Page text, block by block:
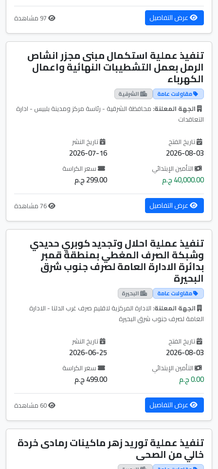
عرض التفاصيل
تنفيذ عملية استكمال مبنى مجزر انشاص
الرمل بعمل التشطيبات النهائية واعمال
الكهرباء
مقاولات عامة الشرقية
الجهة المعلنة: محافظة الشرقية - رئاسة مركز ومدينة بلبيس - ادارة
التعاقدات
تاريخ الفتح
2026-08-03
تاريخ النشر
2026-07-16
التأمين الإبتدائي
40,000.00 ج.م
سعر الكراسة
299.00 ج.م
عرض التفاصيل
تنفيذ عملية احلال وتجديد كوبري حديدي
وشبكة الصرف المغطي بمنطقة قمبر
بدائرة الادارة العامة لصرف جنوب شرق
البحيرة
مقاولات عامة البحيرة
الجهة المعلنة: الادارة المركزية لاقليم صرف غرب الدلتا - الادارة
العامة لصرف جنوب شرق البحيرة
تاريخ الفتح
2026-08-03
تاريخ النشر
2026-06-25
التأمين الإبتدائي
0.00 ج.م
سعر الكراسة
499.00 ج.م
عرض التفاصيل
تنفيذ عملية توريد زهر ماكينات رمادى خردة
خالي من الصحى